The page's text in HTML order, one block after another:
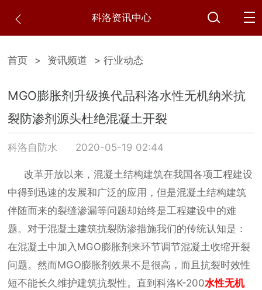
科洛资讯中心
首页 > 资讯频道 > 行业动态
MGO膨胀剂升级换代品科洛水性无机纳米抗
裂防渗剂源头杜绝混凝土开裂
科洛自防水 2020-05-19 02:44
改革开放以来，混凝土结构建筑在我国各项工程建设
中得到迅速的发展和广泛的应用，但是混凝土结构建筑
伴随而来的裂缝渗漏等问题却始终是工程建设中的难
题。对于混凝土建筑抗裂防渗措施我们的传统认知是：
在混凝土中加入 MGO膨胀剂来环节调节混凝土收缩开裂
问题。然而MGO膨胀剂效果不是很高，而且抗裂时效性
短不能长久维护建筑抗裂性。直到科洛K-200水性无机